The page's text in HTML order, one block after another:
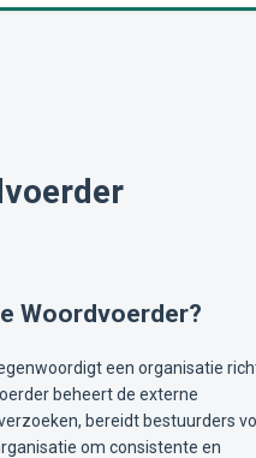
Woordvoerder?
een organisatie
beheert de externe
bereidt bestuurders
om consistente en